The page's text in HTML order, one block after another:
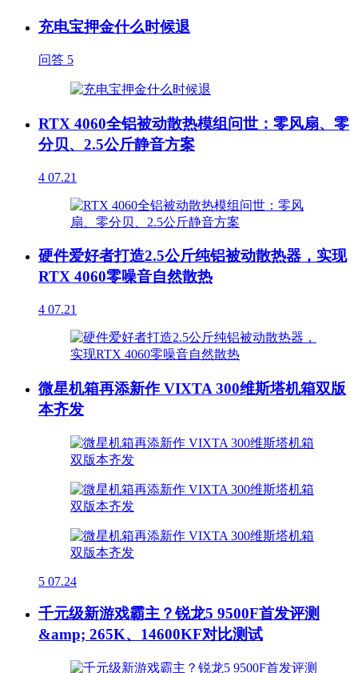
充电宝押金什么时候退
问答 5
RTX 4060全铝被动散热模组问世：零风扇、零
分贝、2.5公斤静音方案
4 07.21
硬件爱好者打造2.5公斤纯铝被动散热器，实现
RTX 4060零噪音自然散热
4 07.21
微星机箱再添新作 VIXTA 300维斯塔机箱双版
本齐发
5 07.24
千元级新游戏霸主？锐龙5 9500F首发评测
&amp; 265K、14600KF对比测试